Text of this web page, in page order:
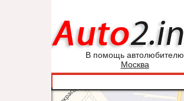
В помощь автолюбителю
Москва